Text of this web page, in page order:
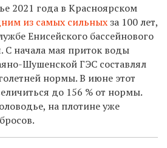
2021 года в Красноярском
из самых сильныхза 100 лет,
Енисейского бассейнового
С начала мая приток воды
Шушенской ГЭС составлял
нормы. В июне этот
до 156 % от нормы.
на плотине уже